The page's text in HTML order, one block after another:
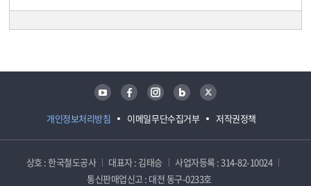
개인정보처리방침 이메일무단수집거부 저작권정책
유튜브 페이스북 인스타그램 블로그 트위터
상호 : 한국철도공사 대표자 : 김태승
사업자등록 : 314-82-10024
통신판매업신고 : 대전 동구-0233호